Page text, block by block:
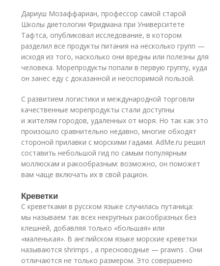
Дариуш Мозаффариан, профессор самой старой
Школы диетологии Фридмана при Университете
Тафтса, опубликовал исследование, в котором
разделил все продукты питания на несколько групп —
исходя из того, насколько они вредны или полезны для
человека. Морепродукты попали в первую группу, куда
он занес еду с доказанной и неоспоримой пользой.
С развитием логистики и международной торговли
качественные морепродукты стали доступны
и жителям городов, удаленных от моря. Но так как это
произошло сравнительно недавно, многие обходят
стороной прилавки с морскими гадами. AdMe.ru решил
составить небольшой гид по самым популярным
моллюскам и ракообразным: возможно, он поможет
вам чаще включать их в свой рацион.
Креветки
С креветками в русском языке случилась путаница:
мы называем так всех некрупных ракообразных без
клешней, добавляя только «большая» или
«маленькая». В английском языке морские креветки
называются shrimps , а пресноводные — prawns . Они
отличаются не только размером. Это совершенно